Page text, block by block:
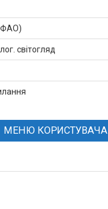
світогляд
МЕНЮ КОРИСТУВАЧА